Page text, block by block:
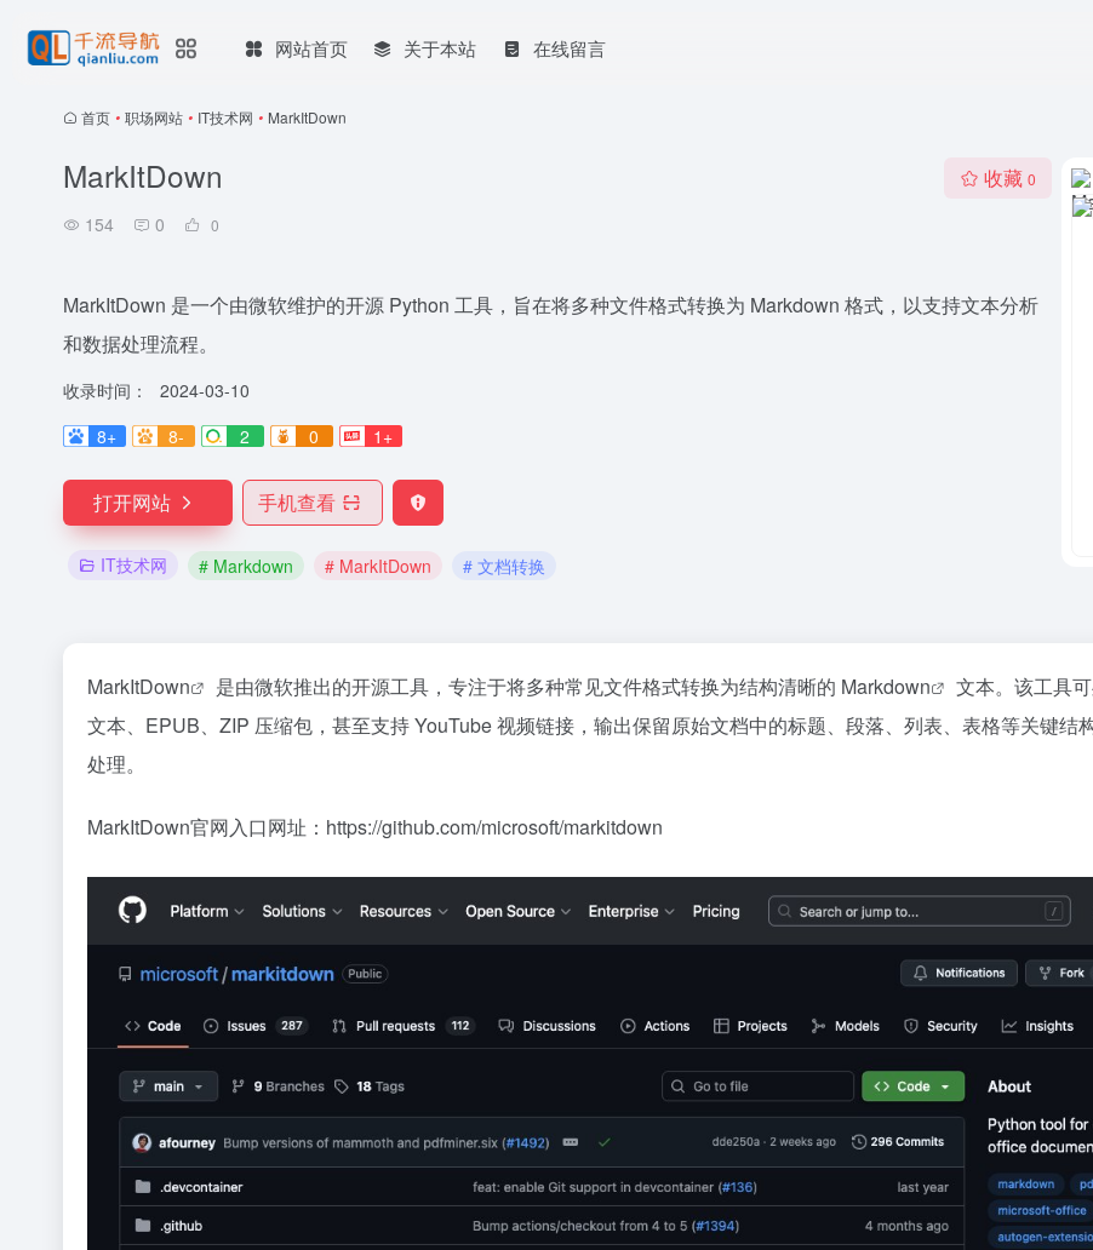
网站首页 关于本站 在线留言
首页 • 职场网站 • IT技术网 • MarkItDown
MarkItDown
154 0 0
收藏 0
MarkItDown 是一个由微软维护的开源 Python 工具，旨在将多种文件格式转换为 Markdown 格式，以支持文本分析
和数据处理流程。
收录时间：
2024-03-10
8+
8- 2 0 1+
打开网站 手机查看
IT技术网 # Markdown # MarkItDown # 文档转换
MarkItDown 是由微软推出的开源工具，专注于将多种常见文件格式转换为结构清晰的 Markdown
文本。该工具
文本、EPUB、ZIP 压缩包，甚至支持 YouTube 视频链接，输出保留原始文档中的标题、段落、列表、表格等关键结
处理。
MarkItDown官网入口网址：https://github.com/microsoft/markitdown